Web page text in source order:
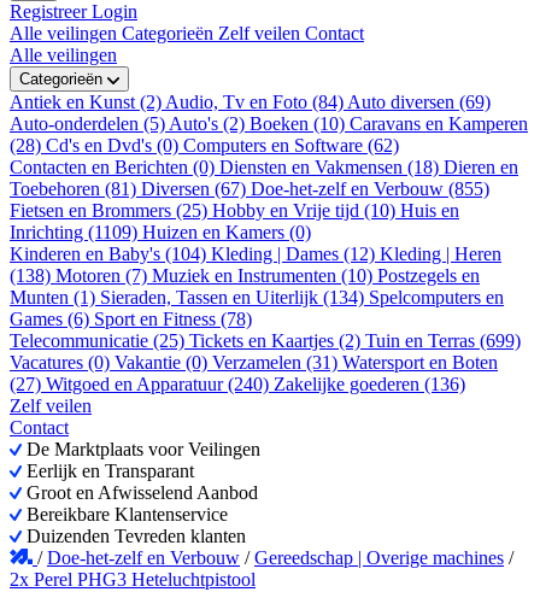
RegistreerLogin
Alle veilingen Categorieën Zelf veilen Contact
Alle veilingen
Categorieën
Antiek en Kunst (2) Audio, Tv en Foto (84) Auto diversen (69)
Auto-onderdelen (5) Auto's (2) Boeken (10) Caravans en Kamperen
(28) Cd's en Dvd's (0) Computers en Software (62)
Contacten en Berichten (0) Diensten en Vakmensen (18) Dieren en
Toebehoren (81) Diversen (67) Doe-het-zelf en Verbouw (855)
Fietsen en Brommers (25) Hobby en Vrije tijd (10) Huis en
Inrichting (1109) Huizen en Kamers (0)
Kinderen en Baby's (104) Kleding | Dames (12) Kleding | Heren
(138) Motoren (7) Muziek en Instrumenten (10) Postzegels en
Munten (1) Sieraden, Tassen en Uiterlijk (134) Spelcomputers en
Games (6) Sport en Fitness (78)
Telecommunicatie (25) Tickets en Kaartjes (2) Tuin en Terras (699)
Vacatures (0) Vakantie (0) Verzamelen (31) Watersport en Boten
(27) Witgoed en Apparatuur (240) Zakelijke goederen (136)
Zelf veilen
Contact
De Marktplaats voor Veilingen
Eerlijk en Transparant
Groot en Afwisselend Aanbod
Bereikbare Klantenservice
Duizenden Tevreden klanten
/Doe-het-zelf en Verbouw /Gereedschap | Overige machines /
2x Perel PHG3 Heteluchtpistool